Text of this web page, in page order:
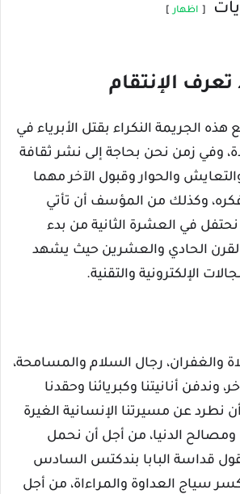
اظهار
الإنتقام
الجريمة النكراء بقتل الأبرياء في
وفي زمن نحن بحاجة إلى نشر ثقافة
والحوار وقبول الآخر مهما
وكذلك من المؤسف أن تأتي
نحتفل في العشرة الثانية من بدء
القرن الحادي والعشرين حيث يشهد
الإلكترونية والتقنية.
والغفران، رجال السلام والمسامحة،
وندفن أنانيتنا وكبريائنا وحقدنا
نطرد عن مسيرتنا الإنسانية الغيرة
ومصالح الدنيا، من أجل أن نحمل
قداسة البابا بندكتس السادس
سياج العداوة والمراءاة، من أجل